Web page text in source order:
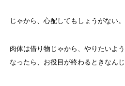
じゃから、心配してもしょうがない。
肉体は借り物じゃから、やりたいよ
なったら、お役目が終わるときなんじ